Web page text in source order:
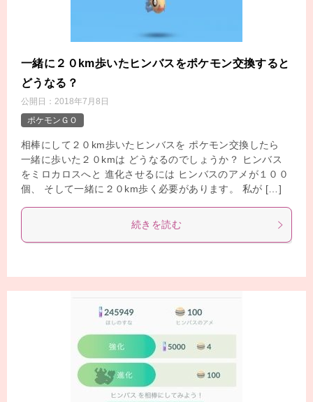
一緒に２０km歩いたヒンバスをポケモン交換すると
どうなる？
公開日： 2018年7月8日
ポケモンＧＯ
相棒にして２０km歩いたヒンバスを ポケモン交換したら
一緒に歩いた２０kmは どうなるのでしょうか？ ヒンバス
をミロカロスへと 進化させるには ヒンバスのアメが１００
個、 そして一緒に２０km歩く必要があります。 私が […]
続きを読む